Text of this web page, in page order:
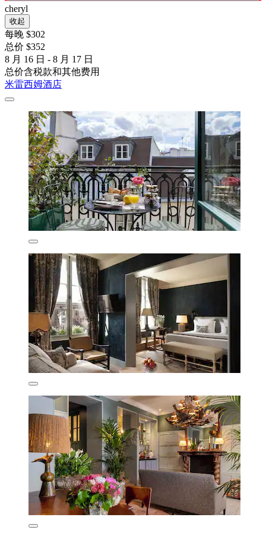
cheryl
收起
每晚 $302
总价 $352
8 月 16 日 - 8 月 17 日
总价含税款和其他费用
米雷西姆酒店